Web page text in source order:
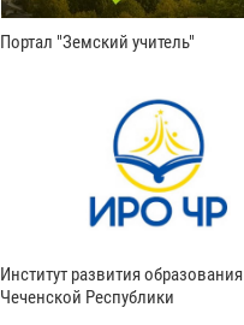
Портал "Земский учитель"
Институт развития образования
Чеченской Республики